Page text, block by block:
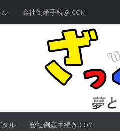
ル 会社倒産手続き.COM
タル 会社倒産手続き.COM